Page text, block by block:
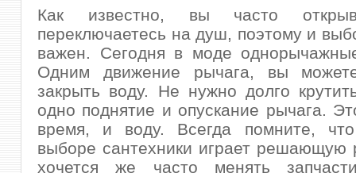
Как известно, вы часто
переключаетесь на душ, поэтому и
важен. Сегодня в моде
Одним движение рычага, вы
закрыть воду. Не нужно долго
одно поднятие и опускание рычага.
время, и воду. Всегда помните,
выборе сантехники играет решающую
хочется же часто менять